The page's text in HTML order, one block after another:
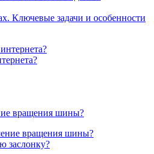
Ключевые задачи и особенности
вращения шины?
заслонку?